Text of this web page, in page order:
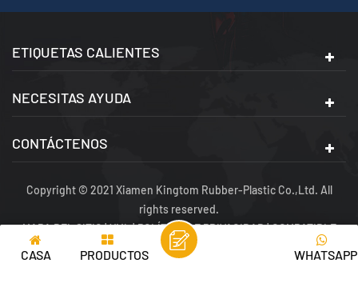
ETIQUETAS CALIENTES
NECESITAS AYUDA
CONTÁCTENOS
Copyright © 2021 Xiamen Kingtom Rubber-Plastic Co.,Ltd. All
rights reserved.
MAPA DEL SITIO|XML|POLÍTICA DE PRIVACIDAD|COMPATIBLE
CON RED IPV6
CASA PRODUCTOS WHATSAPP